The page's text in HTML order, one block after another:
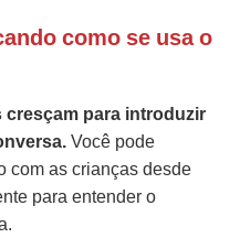
como se usa o
cresçam para introduzir
Você pode
com as crianças desde
para entender o